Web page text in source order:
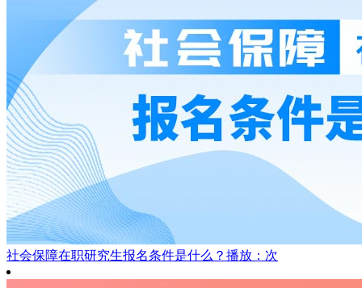
社会保障在职研究生报名条件是什么？ 播放：次